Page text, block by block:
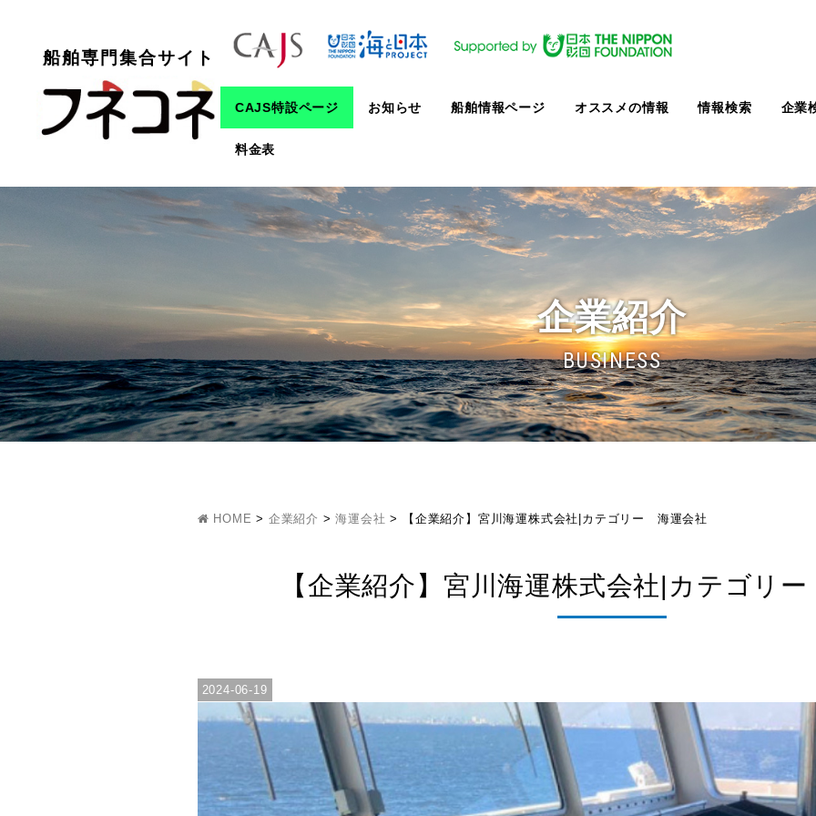
船舶専門集合サイト
CAJS特設ページ お知らせ 船舶情報ページ オススメの情報 情報検索 企業
料金表
企業紹介
BUSINESS
HOME > 企業紹介 >海運会社 > 【企業紹介】宮川海運株式会社|カテゴリー 海運会社
【企業紹介】宮川海運株式会社|カテゴリ
2024-06-19